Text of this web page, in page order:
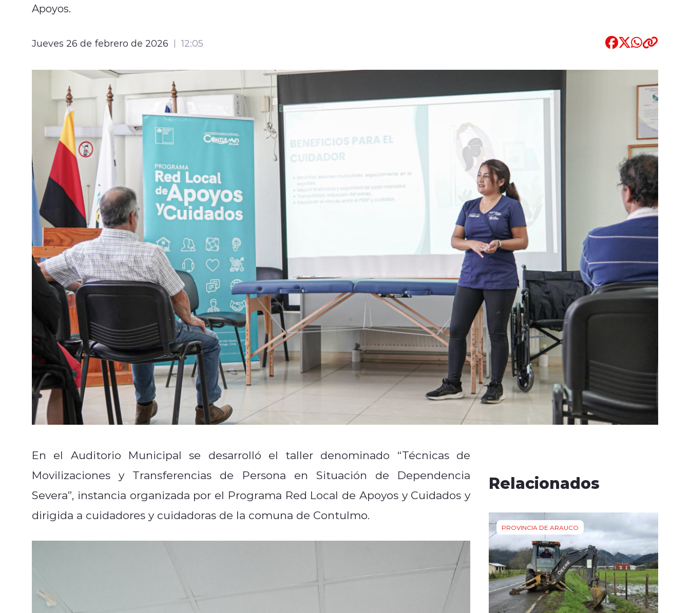
Apoyos.
Jueves 26 de febrero de 2026 12:05
En el Auditorio Municipal se desarrolló el taller denominado “Técnicas de
Movilizaciones y Transferencias de Persona en Situación de Dependencia
Severa”, instancia organizada por el Programa Red Local de Apoyos y Cuidados y
dirigida a cuidadores y cuidadoras de la comuna de Contulmo.
Relacionados
PROVINCIA DE ARAUCO